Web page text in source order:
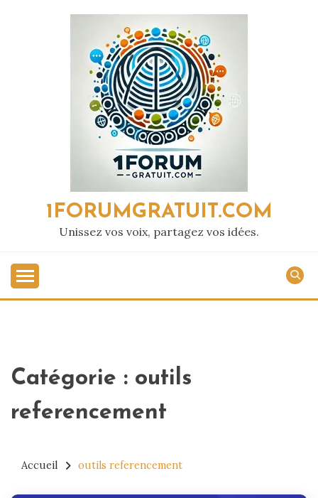
1FORUMGRATUIT.COM
Unissez vos voix, partagez vos idées.
Catégorie : outils
referencement
Accueil outils referencement